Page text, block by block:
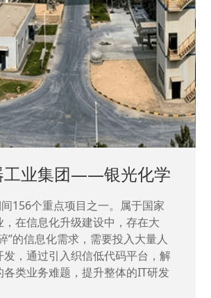
工业集团——银光化学
间156个重点项目之一。属于国家
，在信息化升级建设中，存在大
”的信息化需求，需要投入大量人
发，通过引入织信低代码平台，解
各类业务难题，提升整体的IT研发